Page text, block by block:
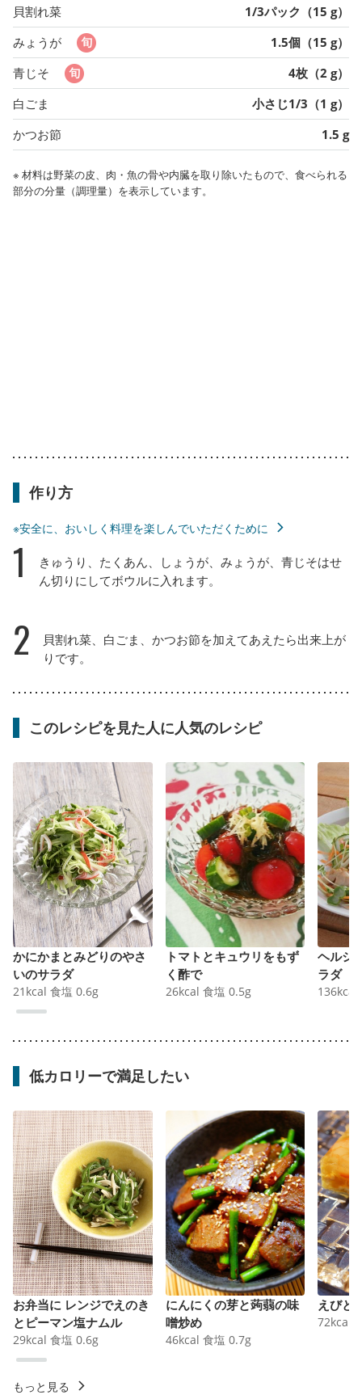
貝割れ菜
1/3パック（15 g）
みょうが
1.5個（15 g）
青じそ
4枚（2 g）
白ごま
小さじ1/3（1 g）
かつお節
1.5 g
※ 材料は野菜の皮、肉・魚の骨や内臓を取り除いたもので、食べられる
部分の分量（調理量）を表示しています。
作り方
※安全に、おいしく料理を楽しんでいただくために
1
きゅうり、たくあん、しょうが、みょうが、青じそはせ
ん切りにしてボウルに入れます。
2
貝割れ菜、白ごま、かつお節を加えてあえたら出来上が
りです。
このレシピを見た人に人気のレシピ
かにかまとみどりのやさ
いのサラダ
21 kcal 食塩 0.6g
トマトとキュウリをもず
く酢で
26kcal 食塩 0.5g
ヘルシ
ラダ
136kcal
低カロリーで満足したい
お弁当に レンジでえのき
とピーマン塩ナムル
29kcal 食塩 0.6g
にんにくの芽と蒟蒻の味
噌炒め
46kcal 食塩 0.7g
えびと
72kcal
もっと見る